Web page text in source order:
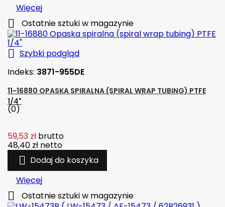
Więcej
 Ostatnie sztuki w magazynie
 Szybki podgląd
Indeks: 3871-955DE
11-16880 OPASKA SPIRALNA (SPIRAL WRAP TUBING) PTFE
1/4"
(0)
59,53 zł brutto
48,40 zł netto
 Dodaj do koszyka
Więcej
 Ostatnie sztuki w magazynie